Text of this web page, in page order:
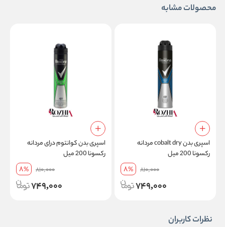
محصولات مشابه
اسپری بدن cobalt dry مردانه
رکسونا 200 میل
810,000
8%
749,000
اسپری بدن کوانتوم درای مردانه
رکسونا 200 میل
810,000
8%
749,000
نظرات کاربران